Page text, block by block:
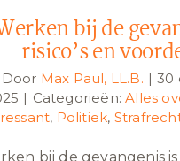
bij de
risico’s en
Door Max Paul, LL.B. | 30
| Categorieën:Alles
, Politiek,
bij de gevangenis